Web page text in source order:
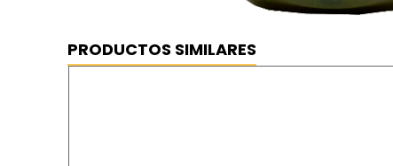
PRODUCTOS SIMILARES